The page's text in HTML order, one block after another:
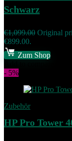
Schwarz
€1,099.00 Original
€899.00.
Zum Shop
- 5%
Zubehör
HP Pro Tower